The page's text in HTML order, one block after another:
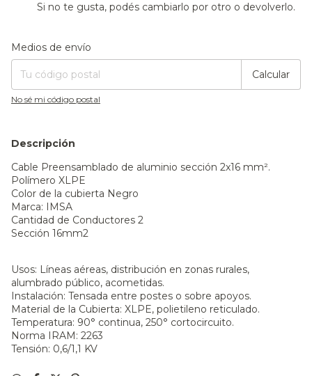
Si no te gusta, podés cambiarlo por otro o devolverlo.
Entregas para el CP:
Medios de envío
Calcular
No sé mi código postal
Descripción
Cable Preensamblado de aluminio sección 2x16 mm².
Polímero XLPE
Color de la cubierta Negro
Marca: IMSA
Cantidad de Conductores 2
Sección 16mm2
Usos: Líneas aéreas, distribución en zonas rurales,
alumbrado público, acometidas.
Instalación: Tensada entre postes o sobre apoyos.
Material de la Cubierta: XLPE, polietileno reticulado.
Temperatura: 90° continua, 250° cortocircuito.
Norma IRAM: 2263
Tensión: 0,6/1,1 KV